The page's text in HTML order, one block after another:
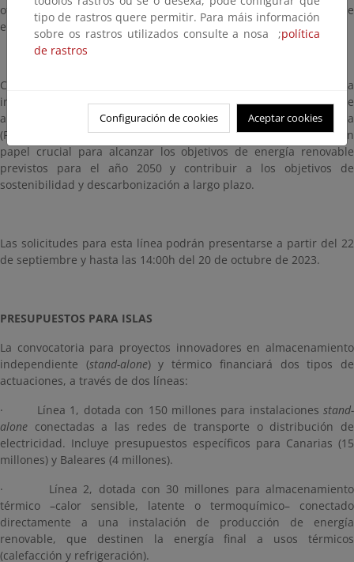
otros servicios de valor añadido al sistema eléctrico, siempre que
el almacenamiento se conecte a un mismo punto de conexión.
Con estos estímulos, el Gobierno busca fortalecer la
infraestructura eléctrica del país y cumplir con las necesidades de
almacenamiento del Plan Nacional Integrado de Energía y Clima
(PNIEC), donde los sistemas de bombeo reversible jugarán un
papel crucial para alcanzar los objetivos de energía renovable
previstos para el año 2050 y contribuir a los objetivos de
sostenibilidad y descarbonización a largo plazo.
Las solicitudes para esta línea podrán presentarse a partir del 22
de septiembre y hasta las 14:00h del 20 de octubre de 2023.
PRESUPUESTOS PARA ISLAS
La convocatoria para proyectos innovadores en almacenamiento
independiente (stand-alone) y térmico financiará dos tipos de
actuaciones, a través de dos líneas:
· Línea 1, dotada con 150 millones para instalaciones stand-
alone conectadas a las redes de transporte o distribución de
electricidad. Incluye presupuestos específicos para Canarias (15
millones) y Baleares (4 millones).
· Línea 2, dotada con 30 millones para almacenamiento
térmico –calor sensible, latente o termoquímico– conectado
directamente a una instalación de producción de energía
renovable, que destinen la energía final a usos térmicos
(calefacción y refrigeración).
tipo de rastros quere permitir. Para máis información
sobre os rastros utilizados consulte a nosa ;política
de rastros
Configuración de cookies Aceptar cookies